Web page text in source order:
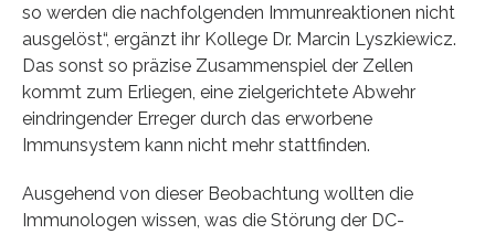
so werden die nachfolgenden Immunreaktionen nicht
ausgelöst“, ergänzt ihr Kollege Dr. Marcin Lyszkiewicz.
Das sonst so präzise Zusammenspiel der Zellen
kommt zum Erliegen, eine zielgerichtete Abwehr
eindringender Erreger durch das erworbene
Immunsystem kann nicht mehr stattfinden.
Ausgehend von dieser Beobachtung wollten die
Immunologen wissen, was die Störung der DC-